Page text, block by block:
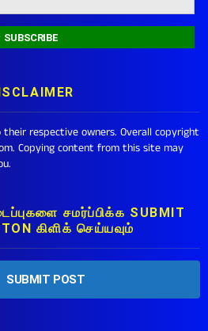
respective owners. Overall copyright
Copying content from this site may
சமர்ப்பிக்க SUBMIT
கிளிக் செய்யவும்
SUBMIT POST